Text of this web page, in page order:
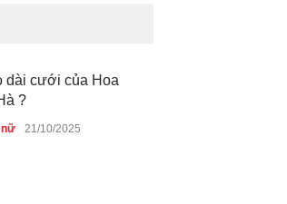
dài cưới của Hoa
?
nữ 21/10/2025